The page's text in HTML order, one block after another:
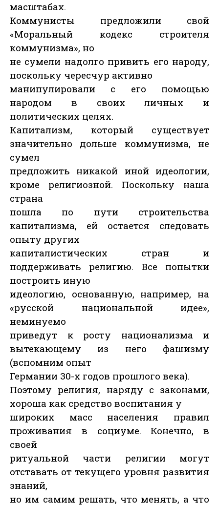
масштабах.
Коммунисты предложили свой
«Моральный кодекс строителя
коммунизма», но
не сумели надолго привить его народу,
поскольку чересчур активно
манипулировали с его помощью
народом в своих личных и
политических целях.
Капитализм, который существует
значительно дольше коммунизма, не
сумел
предложить никакой иной идеологии,
кроме религиозной. Поскольку наша
страна
пошла по пути строительства
капитализма, ей остается следовать
опыту других
капиталистических стран и
поддерживать религию. Все попытки
построить иную
идеологию, основанную, например, на
«русской национальной идее»,
неминуемо
приведут к росту национализма и
вытекающему из него фашизму
(вспомним опыт
Германии 30-х годов прошлого века).
Поэтому религия, наряду с законами,
хороша как средство воспитания у
широких масс населения правил
проживания в социуме. Конечно, в
своей
ритуальной части религии могут
отставать от текущего уровня развития
знаний,
но им самим решать, что менять, а что